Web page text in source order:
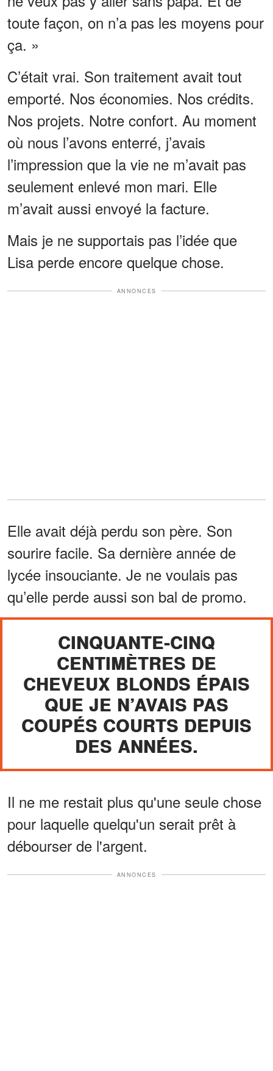
toute façon, on n’a pas les moyens pour
ça. »
C’était vrai. Son traitement avait tout
emporté. Nos économies. Nos crédits.
Nos projets. Notre confort. Au moment
où nous l’avons enterré, j’avais
l’impression que la vie ne m’avait pas
seulement enlevé mon mari. Elle
m’avait aussi envoyé la facture.
Mais je ne supportais pas l’idée que
Lisa perde encore quelque chose.
ANNONCES
Elle avait déjà perdu son père. Son
sourire facile. Sa dernière année de
lycée insouciante. Je ne voulais pas
qu’elle perde aussi son bal de promo.
CINQUANTE-CINQ
CENTIMÈTRES DE
CHEVEUX BLONDS ÉPAIS
QUE JE N’AVAIS PAS
COUPÉS COURTS DEPUIS
DES ANNÉES.
Il ne me restait plus qu'une seule chose
pour laquelle quelqu'un serait prêt à
débourser de l'argent.
ANNONCES